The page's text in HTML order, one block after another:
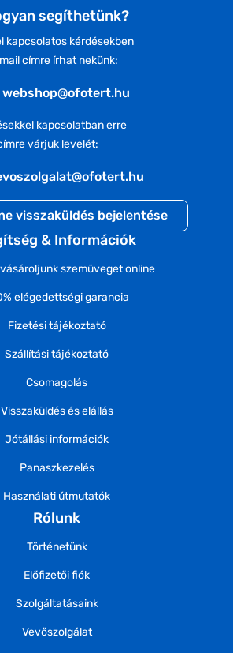
segíthetünk?
kapcsolatos kérdésekben
címre írhat nekünk:
webshop@ofotert.hu
kapcsolatban erre
várjuk levelét:
visszaküldés bejelentése
& Információk
szemüveget online
elégedettségi garancia
Fizetési tájékoztató
Szállítási tájékoztató
Csomagolás
Visszaküldés és elállás
Jótállási információk
Panaszkezelés
Használati útmutatók
Rólunk
Történetünk
Előfizetői fiók
Szolgáltatásaink
Vevőszolgálat